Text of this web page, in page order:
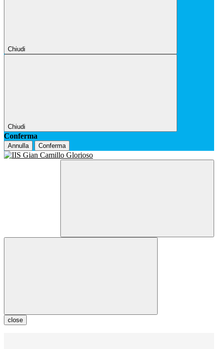
Chiudi
Chiudi
Conferma
Annulla Conferma
close